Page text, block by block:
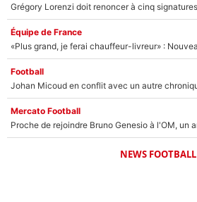
Équipe de France
Football
Mercato Football
NEWS FOOTBALL